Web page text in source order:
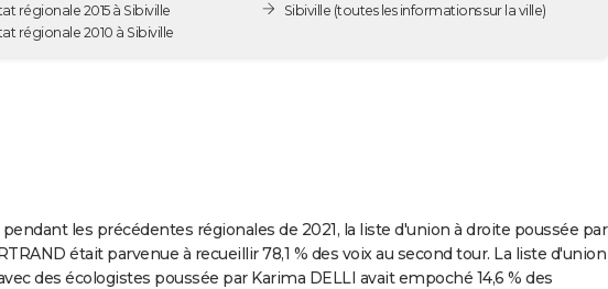
régionale 2015 à Sibiville
régionale 2010 à Sibiville
Sibiville (toutes les informations sur la ville)
pendant les précédentes régionales de 2021, la liste d'union à droite poussée par
était parvenue à recueillir 78,1 % des voix au second tour. La liste d'union
des écologistes poussée par Karima DELLI avait empoché 14,6 % des